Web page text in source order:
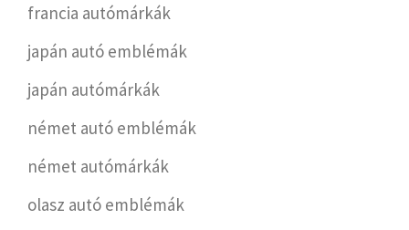
francia autómárkák
japán autó emblémák
japán autómárkák
német autó emblémák
német autómárkák
olasz autó emblémák